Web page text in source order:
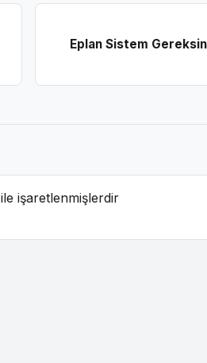
Eplan Sistem
ile işaretlenmişlerdir